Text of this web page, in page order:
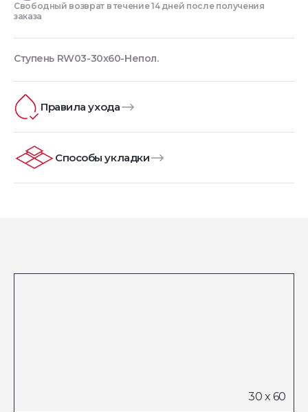
Свободный возврат в течение 14 дней после получения
заказа
Ступень RW03-30x60-Непол.
Правила ухода
Способы укладки